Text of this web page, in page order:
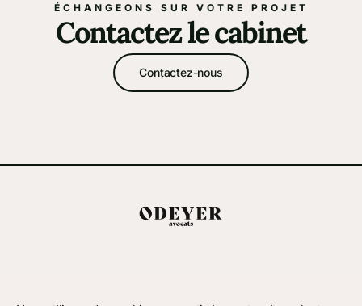
ÉCHANGEONS SUR VOTRE PROJET
Contactez le cabinet
Contactez-nous
Mentions légales